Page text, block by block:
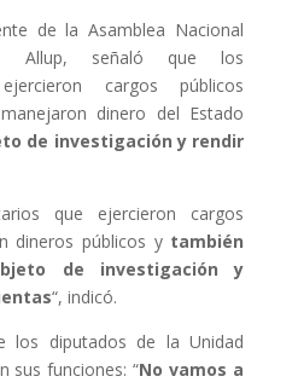
de la Asamblea Nacional
Allup, señaló que los
cargos públicos
dinero del Estado
de investigación y rendir
que ejercieron cargos
dineros públicos y también
de investigación y
“, indicó.
los diputados de la Unidad
sus funciones: “No vamos a